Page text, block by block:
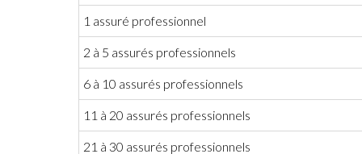
1 assuré professionnel
2 à 5 assurés professionnels
6 à 10 assurés professionnels
11 à 20 assurés professionnels
21 à 30 assurés professionnels